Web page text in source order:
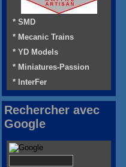
* SMD
* Mecanic Trains
* YD Models
* Miniatures-Passion
* InterFer
Rechercher avec
Google